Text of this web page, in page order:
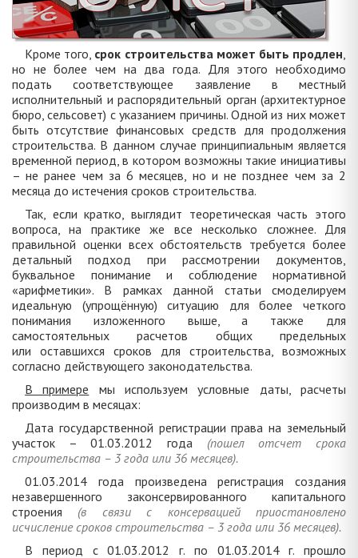
Кроме того, срок строительства может быть продлен,
но не более чем на два года. Для этого необходимо
подать соответствующее заявление в местный
исполнительный и распорядительный орган (архитектурное
бюро, сельсовет) с указанием причины. Одной из них может
быть отсутствие финансовых средств для продолжения
строительства. В данном случае принципиальным является
временной период, в котором возможны такие инициативы
– не ранее чем за 6 месяцев, но и не позднее чем за 2
месяца до истечения сроков строительства.
Так, если кратко, выглядит теоретическая часть этого
вопроса, на практике же все несколько сложнее. Для
правильной оценки всех обстоятельств требуется более
детальный подход при рассмотрении документов,
буквальное понимание и соблюдение нормативной
«арифметики». В рамках данной статьи смоделируем
идеальную (упрощённую) ситуацию для более четкого
понимания изложенного выше, а также для
самостоятельных расчетов общих предельных
или оставшихся сроков для строительства, возможных
согласно действующего законодательства.
В примере мы используем условные даты, расчеты
производим в месяцах:
Дата государственной регистрации права на земельный
участок – 01.03.2012 года (пошел отсчет срока
строительства – 3 года или 36 месяцев).
01.03.2014 года произведена регистрация создания
незавершенного законсервированного капитального
строения (в связи с консервацией приостановлено
исчисление сроков строительства – 3 года или 36 месяцев).
В период с 01.03.2012 г. по 01.03.2014 г. прошло